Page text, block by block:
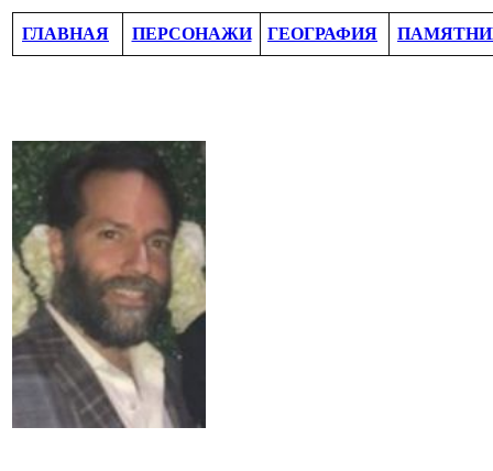
ГЛАВНАЯ ПЕРСОНАЖИ ГЕОГРАФИЯ